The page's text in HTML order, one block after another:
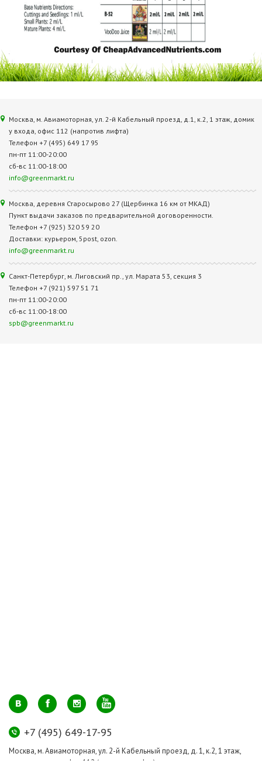
Москва, м. Авиамоторная, ул. 2‑й Кабельный проезд, д.1, к.2, 1 этаж, домик
у входа, офис 112 (напротив лифта)
Телефон +7 (495) 649 17 95
пн-пт 11:00-20:00
сб-вс 11:00-18:00
info@greenmarkt.ru
Москва, деревня Старосырово 27 (Щербинка 16 км от МКАД)
Пункт выдачи заказов по предварительной договоренности.
Телефон +7 (925) 320 59 20
Доставки: курьером, 5post, ozon.
info@greenmarkt.ru
Санкт-Петербург, м. Лиговский пр., ул. Марата 53, секция 3
Телефон +7 (921) 597 51 71
пн-пт 11:00-20:00
сб-вс 11:00-18:00
spb@greenmarkt.ru
+7 (495) 649-17-95
Москва, м. Авиамоторная, ул. 2-й Кабельный проезд, д. 1, к.2, 1 этаж,
домик у входа, офис 112 (напротив лифта)